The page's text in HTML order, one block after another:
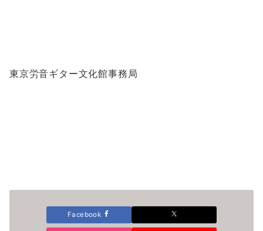
東京労音ギター文化館事務局
Facebook